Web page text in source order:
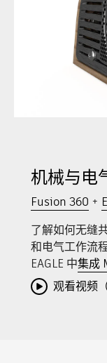
机械与电
Fusion 360 +
了解如何无缝
和电气工作流
EAGLE 中集成
观看视频